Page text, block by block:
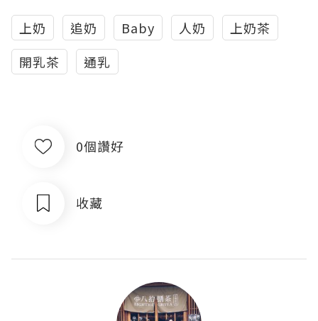
上奶 追奶 Baby 人奶
上奶茶
開乳茶
通乳
0個讚好
收藏